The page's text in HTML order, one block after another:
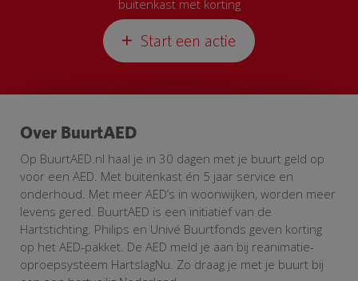
buitenkast met korting
Start een actie
Over BuurtAED
Op BuurtAED.nl haal je in 30 dagen met je buurt geld op
voor een AED. Met buitenkast én 5 jaar service en
onderhoud. Met meer AED’s in woonwijken, worden meer
levens gered. BuurtAED is een initiatief van de
Hartstichting. Philips en Univé Buurtfonds geven korting
op het AED-pakket. De AED meld je aan bij reanimatie-
oproepsysteem HartslagNu. Zo draag je met je buurt bij